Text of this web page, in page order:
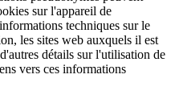
sur l'appareil de
techniques sur le
les sites web auxquels il est
détails sur l'utilisation de
vers ces informations